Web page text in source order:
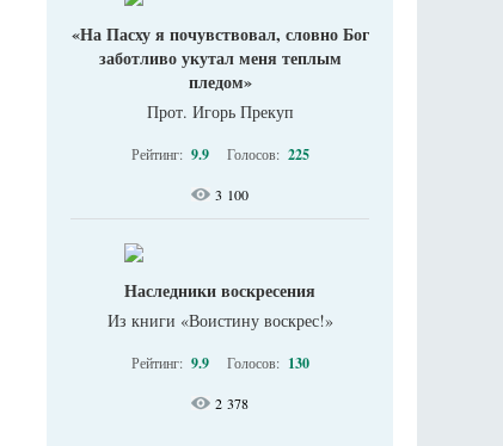
«На Пасху я почувствовал, словно Бог
заботливо укутал меня теплым
пледом»
Прот. Игорь Прекуп
Рейтинг: 9.9 Голосов: 225
3 100
Наследники воскресения
Из книги «Воистину воскрес!»
Рейтинг: 9.9 Голосов: 130
2 378